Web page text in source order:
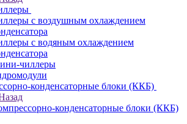
с воздушным охлаждением
с водяным охлаждением
чиллеры
конденсаторные блоки (ККБ)
конденсаторные блоки (ККБ)